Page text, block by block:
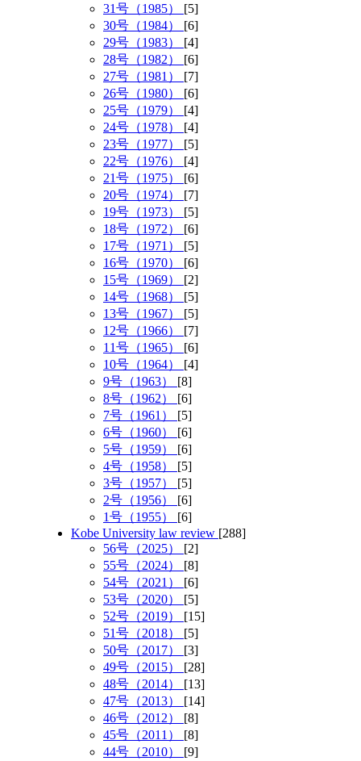
31号（1985） [5]
30号（1984） [6]
29号（1983） [4]
28号（1982） [6]
27号（1981） [7]
26号（1980） [6]
25号（1979） [4]
24号（1978） [4]
23号（1977） [5]
22号（1976） [4]
21号（1975） [6]
20号（1974） [7]
19号（1973） [5]
18号（1972） [6]
17号（1971） [5]
16号（1970） [6]
15号（1969） [2]
14号（1968） [5]
13号（1967） [5]
12号（1966） [7]
11号（1965） [6]
10号（1964） [4]
9号（1963） [8]
8号（1962） [6]
7号（1961） [5]
6号（1960） [6]
5号（1959） [6]
4号（1958） [5]
3号（1957） [5]
2号（1956） [6]
1号（1955） [6]
Kobe University law review [288]
56号（2025） [2]
55号（2024） [8]
54号（2021） [6]
53号（2020） [5]
52号（2019） [15]
51号（2018） [5]
50号（2017） [3]
49号（2015） [28]
48号（2014） [13]
47号（2013） [14]
46号（2012） [8]
45号（2011） [8]
44号（2010） [9]